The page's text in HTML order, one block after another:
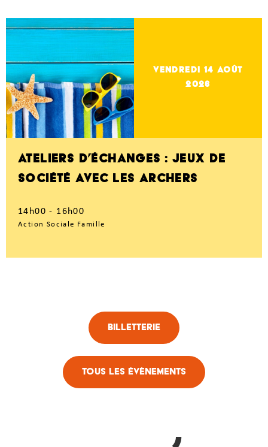
vendredi 14Août
2026
ATELIERS D’ÉCHANGES : JEUX DE
SOCIÉTÉ AVEC LES ARCHERS
14h00 - 16h00
Action Sociale Famille
Billetterie
Tous les évènements